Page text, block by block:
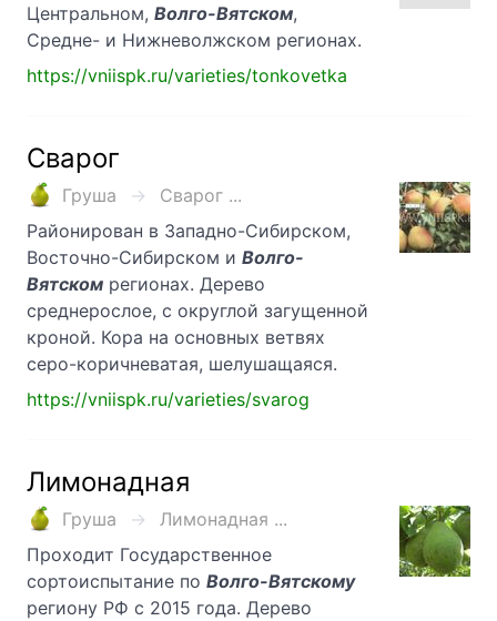
Центральном, Волго-Вятском,
Средне- и Нижневолжском регионах.
https://vniispk.ru/varieties/tonkovetka
Сварог
Груша
Сварог ...
Районирован в Западно-Сибирском,
Восточно-Сибирском и Волго-
Вятском регионах. Дерево
среднерослое, с округлой загущенной
кроной. Кора на основных ветвях
серо-коричневатая, шелушащаяся.
https://vniispk.ru/varieties/svarog
Лимонадная
Груша
Лимонадная ...
Проходит Государственное
сортоиспытание по Волго-Вятскому
региону РФ с 2015 года. Дерево